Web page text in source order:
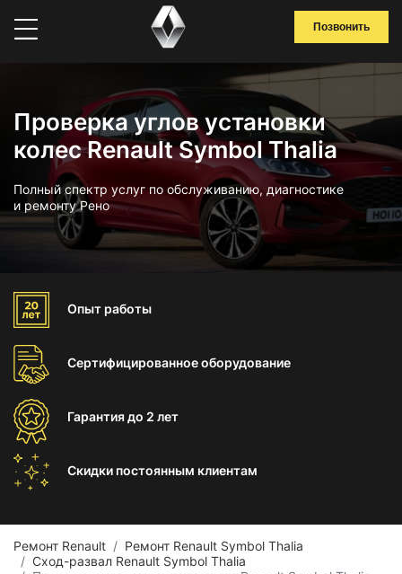
Позвонить
Проверка углов установки
колес Renault Symbol Thalia
Полный спектр услуг по обслуживанию, диагностике
и ремонту Рено
Опыт работы
Сертифицированноеоборудование
Гарантиядо 2 лет
Скидки постоянным клиентам
Ремонт Renault
Ремонт Renault Symbol Thalia
Сход-развал Renault Symbol Thalia